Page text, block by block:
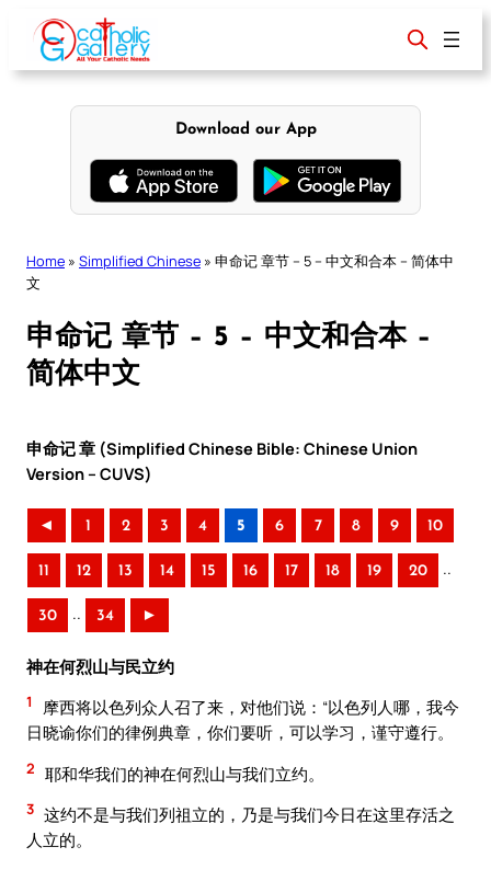
content
Download our App
Home » Simplified Chinese » 申命记 章节 – 5 – 中文和合本 – 简体中
文
申命记 章节 – 5 – 中文和合本 –
简体中文
申命记 章 (Simplified Chinese Bible: Chinese Union
Version – CUVS)
◄ 1 2 3 4 5 6 7 8 9 10
11 12 13 14 15 16 17 18 19 20 ..
30 .. 34 ►
神在何烈山与民立约
1
摩西将以色列众人召了来，对他们说：“以色列人哪，我今
日晓谕你们的律例典章，你们要听，可以学习，谨守遵行。
2 耶和华我们的神在何烈山与我们立约。
3 这约不是与我们列祖立的，乃是与我们今日在这里存活之
人立的。